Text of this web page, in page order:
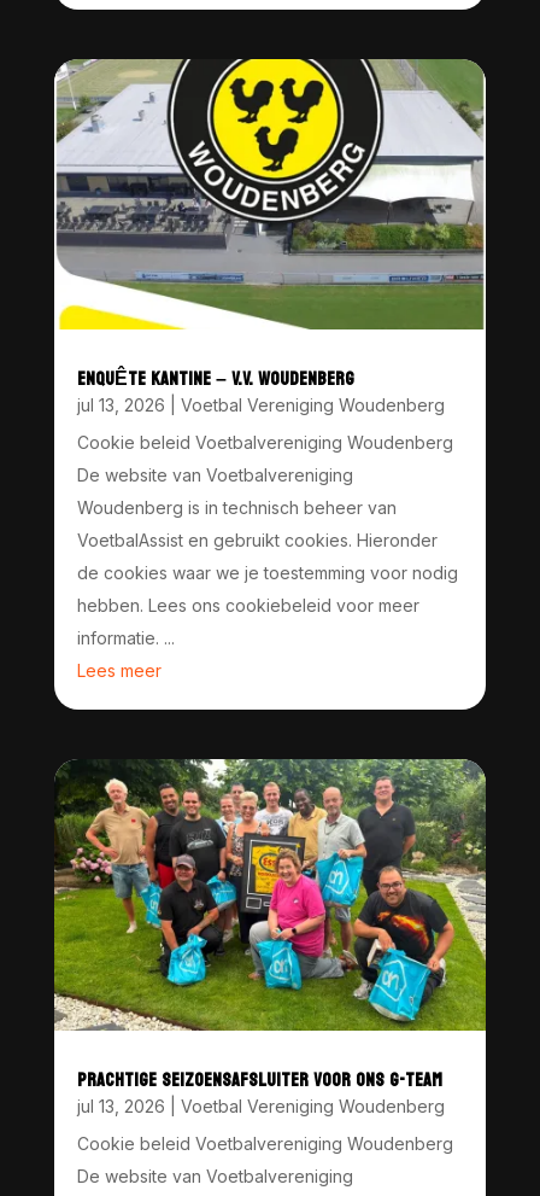
ENQUÊTE KANTINE – V.V. WOUDENBERG
jul 13, 2026
Voetbal Vereniging Woudenberg
Cookie beleid Voetbalvereniging Woudenberg
De website van Voetbalvereniging
Woudenberg is in technisch beheer van
VoetbalAssist en gebruikt cookies. Hieronder
de cookies waar we je toestemming voor nodig
hebben. Lees ons cookiebeleid voor meer
informatie. ...
Lees meer
PRACHTIGE SEIZOENSAFSLUITER VOOR ONS G-TEAM
jul 13, 2026
Voetbal Vereniging Woudenberg
Cookie beleid Voetbalvereniging Woudenberg
De website van Voetbalvereniging